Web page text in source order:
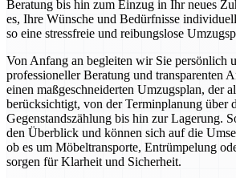
Beratung bis hin zum Einzug in Ihr neues
es, Ihre Wünsche und Bedürfnisse
so eine stressfreie und reibungslose
Von Anfang an begleiten wir Sie persönlich
professioneller Beratung und transparenten
einen maßgeschneiderten Umzugsplan, der
berücksichtigt, von der Terminplanung über
Gegenstandszählung bis hin zur Lagerung.
den Überblick und können sich auf die
ob es um Möbeltransporte, Entrümpelung
sorgen für Klarheit und Sicherheit.